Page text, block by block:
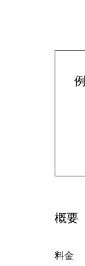
概要
料金